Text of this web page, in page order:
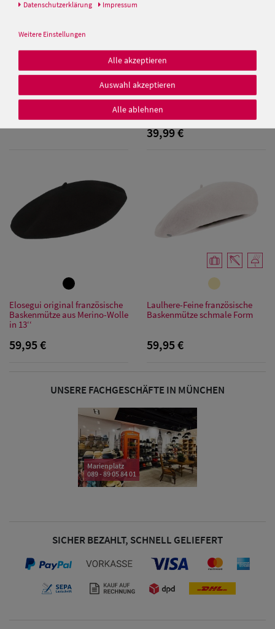
Damen
Schutz Caps
Bandana Caps
Sonnenschilder
& Visoren
Damen
Snapback Caps
Großgrößen
39,99 €
Kopka Long Beanie Walkmütze
Stegbaske aus 100% Wolle
39,99 €
Elosegui original französische
Baskenmütze aus Merino-Wolle
in 13‘‘
59,95 €
Laulhere-Feine französische
Baskenmütze schmale Form
59,95 €
UNSERE FACHGESCHÄFTE IN MÜNCHEN
Marienplatz
089 - 89 05 84 01
SICHER BEZAHLT, SCHNELL GELIEFERT
Daten­schutz­erklärung Impressum
Weitere Einstellungen
Alle akzeptieren
Auswahl akzeptieren
Alle ablehnen